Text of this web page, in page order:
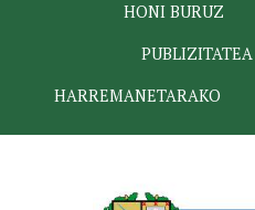
HONI BURUZ
PUBLIZITATEA
HARREMANETARAKO